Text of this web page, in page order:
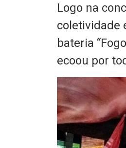
Logo na
coletividade
bateria
ecoou por